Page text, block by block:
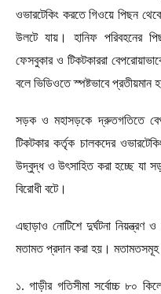
ওভারটেকিং করতে গিওয়ে পিছন
উলটে যায়। হানিফ পরিবহনের
ফেসবুকার ও টিকটকাররা
বলে ভিডিওতে স্পষ্টভাবে প্রতীয়মান
সড়ক ও মহাসড়কে দ্রুতগতিতে
টিকটকার কর্তৃক চালকদের
উদ্বুদ্ধ ও উৎসাহিত করা হচ্ছে
বিরোধী বটে।
এছাড়াও নোটিশে দুর্ঘটনা নিয়ন্ত্রণ
মতামত প্রদান করা হয়।
১. গাড়ীর গতিসীমা সর্বোচ্চ ৮০